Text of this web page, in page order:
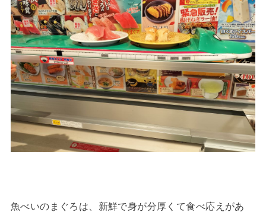
魚べいのまぐろは、新鮮で身が分厚くて食べ応えがあ